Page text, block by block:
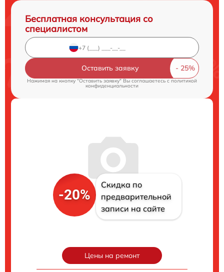
Бесплатная консультация со
специалистом
Оставить заявку
Нажимая на кнопку "Оставить заявку" Вы соглашаетесь c политикой
конфиденциальности
-20%
Скидка по
предварительной
записи на сайте
Цены на ремонт